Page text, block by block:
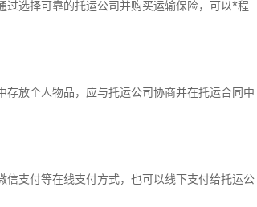
选择可靠的托运公司并购买运输保险，可以*程
放个人物品，应与托运公司协商并在托运合同中
支付等在线支付方式，也可以线下支付给托运公